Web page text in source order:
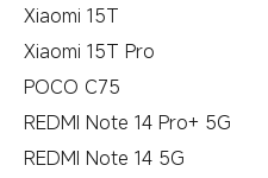
Xiaomi 15T
Xiaomi 15T Pro
POCO C75
REDMI Note 14 Pro+ 5G
REDMI Note 14 5G